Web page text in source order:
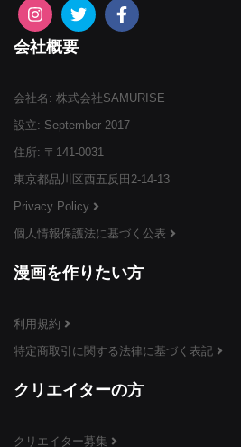
会社概要
会社名: 株式会社SAMURISE
設立: September 2017
住所: 〒141-0031
東京都品川区西五反田2-14-13
Privacy Policy
個人情報保護法に基づく公表
漫画を作りたい方
利用規約
特定商取引に関する法律に基づく表記
クリエイターの方
クリエイター募集